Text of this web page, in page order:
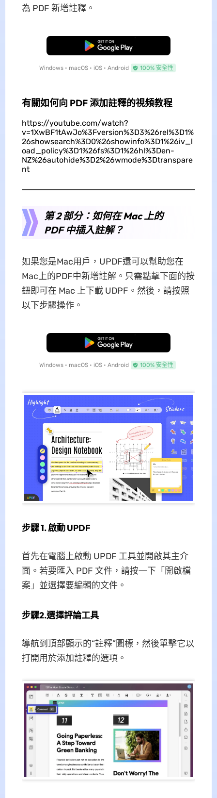
為 PDF 新增註釋。
免費下載
Windows • macOS • iOS • Android 100% 安全性
有關如何向 PDF 添加註釋的視頻教程
https://youtube.com/watch?
v=1XwBF1tAwJo%3Fversion%3D3%26rel%3D1%
26showsearch%3D0%26showinfo%3D1%26iv_l
oad_policy%3D1%26fs%3D1%26hl%3Den-
NZ%26autohide%3D2%26wmode%3Dtranspare
nt
第 2 部分：如何在 Mac 上的
PDF 中插入註解？
如果您是Mac用戶，UPDF還可以幫助您在
Mac上的PDF中新增註解。只需點擊下面的按
鈕即可在 Mac 上下載 UDPF。然後，請按照
以下步驟操作。
免費下載
Windows • macOS • iOS • Android 100% 安全性
步驟 1. 啟動 UPDF
首先在電腦上啟動 UPDF 工具並開啟其主介
面。若要匯入 PDF 文件，請按一下「開啟檔
案」並選擇要編輯的文件。
步驟2.選擇評論工具
導航到頂部顯示的“註釋”圖標，然後單擊它以
打開用於添加註釋的選項。